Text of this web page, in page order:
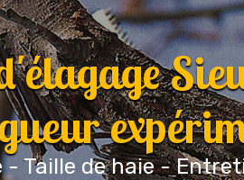
Taille de haie -